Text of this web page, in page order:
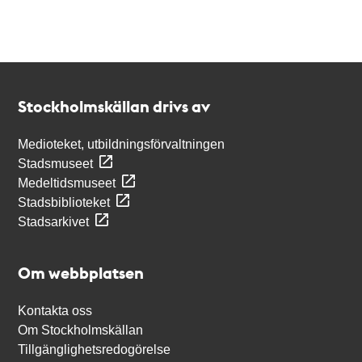
Stockholmskällan drivs av
Medioteket, utbildningsförvaltningen
Stadsmuseet
Medeltidsmuseet
Stadsbiblioteket
Stadsarkivet
Om webbplatsen
Kontakta oss
Om Stockholmskällan
Tillgänglighetsredogörelse